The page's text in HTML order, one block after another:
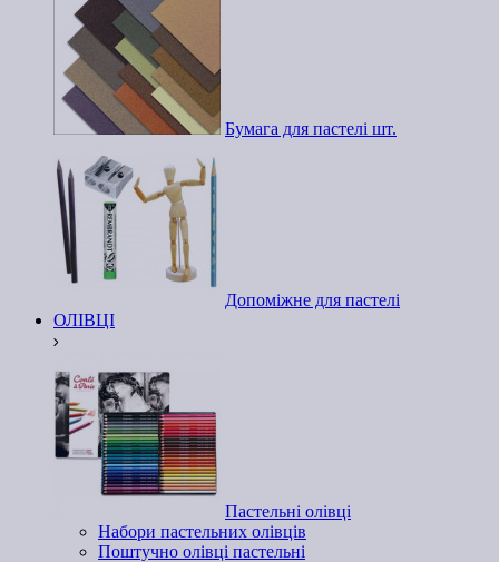
Бумага для пастелі шт.
Допоміжне для пастелі
ОЛІВЦІ
Пастельні олівці
Набори пастельних олівців
Поштучно олівці пастельні